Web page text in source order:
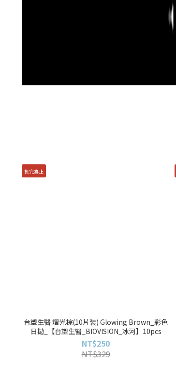
售完為止
台塑生醫 熠光棕(10片裝) Glowing Brown_彩色
日拋_【台塑生醫_BIOVISION_冰河】10pcs
NT$250
NT$329